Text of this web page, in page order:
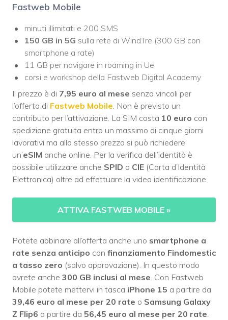
Fastweb Mobile
minuti illimitati e 200 SMS
150 GB in 5G sulla rete di WindTre (300 GB con
smartphone a rate)
11 GB per navigare in roaming in Ue
corsi e workshop della Fastweb Digital Academy
Il prezzo è di 7,95 euro al mese senza vincoli per
l’offerta di Fastweb Mobile . Non è previsto un
contributo per l’attivazione. La SIM costa 10 euro con
spedizione gratuita entro un massimo di cinque giorni
lavorativi ma allo stesso prezzo si può richiedere
un’eSIM anche online. Per la verifica dell’identità è
possibile utilizzare anche SPID o CIE (Carta d’Identità
Elettronica) oltre ad effettuare la video identificazione.
ATTIVA FASTWEB MOBILE »
Potete abbinare all’offerta anche uno smartphone a
rate senza anticipo con finanziamento Findomestic
a tasso zero (salvo approvazione). In questo modo
avrete anche 300 GB inclusi al mese . Con Fastweb
Mobile potete mettervi in tasca iPhone 15 a partire da
39,46 euro al mese per 20 rate o Samsung Galaxy
Z Flip6 a partire da 56,45 euro al mese per 20 rate